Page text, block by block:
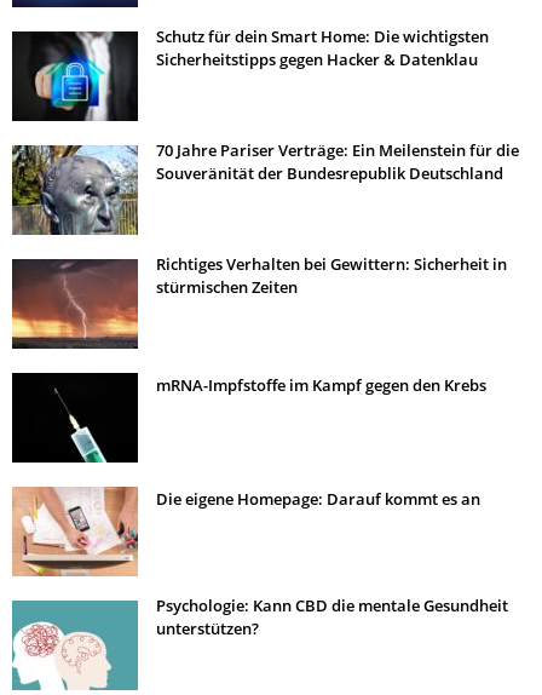
Schutz für dein Smart Home: Die wichtigsten
Sicherheitstipps gegen Hacker & Datenklau
70 Jahre Pariser Verträge: Ein Meilenstein für die
Souveränität der Bundesrepublik Deutschland
Richtiges Verhalten bei Gewittern: Sicherheit in
stürmischen Zeiten
mRNA-Impfstoffe im Kampf gegen den Krebs
Die eigene Homepage: Darauf kommt es an
Psychologie: Kann CBD die mentale Gesundheit
unterstützen?